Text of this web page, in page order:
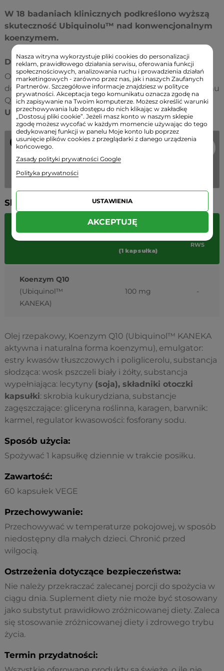
W 18 badaniach klinicznych podkreślono wyższą
skuteczność Ubiquinolu™ nad konwencjonalnym
koenzymem.
Dlaczego warto spożywać Ubiquinol™?
Od około 30 roku życia zdolność naszego organizmu
do wytwarzania i przekształcania zwykłego koenzymu
Q10 w jego aktywną i przeciwutleniającą postać
Ubiquinol™znacznie się zmniejsza.
Składniki:
Porcja
(1 kapsułka)
%
RWS
Koenzym Q10
(Ubiquinol™
KANEKA)
100 mg -
Olej rzepakowy, Koenzym Q10 (Ubiquinol™ KANEKA
aktywna i naturalna forma koenzymu), emulgator:
estry kwasów tłuszczowych i poliglicerolu, substancja
słodząca: wosk pszczeli biały i żółty, substancja
wypełniająca: lecytyny (soja), składniki otoczki
kapsułki: skrobia kukurydziana, substancje
zagęszczające: gliceryna roślinna, karagen, barwnik:
karmel, regulator kwasowości: fosforany sodu.
Sposób użycia:
Spożywać 1 kapsułkę dziennie w trakcie posiłku.
Zawartość:
60 kapsułek VEGE
Przechowywanie:
Przechowywać w temperaturze pokojowej, w sposób
niedostępny dla małych dzieci. Chronić przed
wilgocią.
Ostrzeżenia dotyczące bezpieczeństwa:
Nie należy przekraczać zalecanej porcji do spożycia w
ciągu dnia. Suplement diety nie może być stosowany
jako substytut prawidłowo zróżnicowanej diety. Zaleca
się stosowanie zróżnicowanej diety i zdrowego trybu
życia.
Termin przydatności:
Nasza witryna wykorzystuje pliki cookies do personalizacji
reklam, prawidłowego działania serwisu, oferowania funkcji
społecznościowych, analizowania ruchu i prowadzienia działań
marketingowych - zarówno przez nas, jak i naszych Zaufanych
Partnerów. Szczegółowe informacje znajdziesz w polityce
prywatności. Akceptacja tego komunikatu oznacza zgodę na
ich zapisywanie na Twoim komputerze. Możesz określić warunki
przechowywania lub dostępu do nich klikając w zakładkę
„Dostosuj pliki cookie”. Jeżeli masz konto w naszym sklepie
zgodę możesz wycofać w każdym momencie używając do tego
dedykowanej funkcji w panelu Moje konto lub poprzez
usunięcie plików cookies z przeglądarki z danego urządzenia
końcowego.
Zasady polityki prywatności Google
Polityka prywatności
USTAWIENIA
AKCEPTUJĘ